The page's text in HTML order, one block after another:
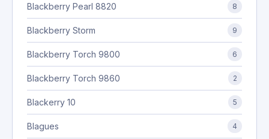
Blackberry Pearl 8820 8
Blackberry Storm 9
Blackberry Torch 9800 6
Blackberry Torch 9860 2
Blackerry 10 5
Blagues 4